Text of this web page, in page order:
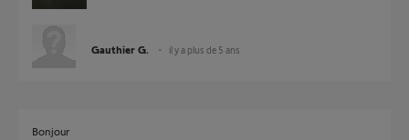
Gauthier G. il y a plus de 5 ans
Bonjour